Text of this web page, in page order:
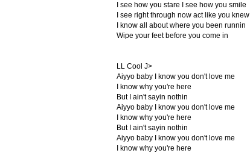
I see how you stare I see how you smile
I see right through now act like you knew
I know all about where you been runnin
Wipe your feet before you come in
LL Cool J>
Aiyyo baby I know you don't love me
I know why you're here
But I ain't sayin nothin
Aiyyo baby I know you don't love me
I know why you're here
But I ain't sayin nothin
Aiyyo baby I know you don't love me
I know why you're here